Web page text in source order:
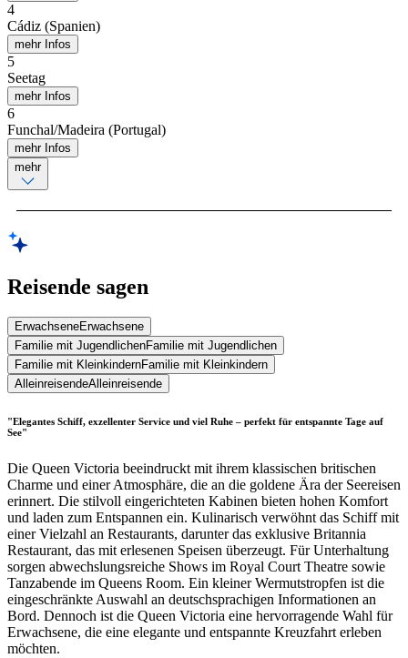
4
Cádiz (Spanien)
mehr Infos
5
Seetag
mehr Infos
6
Funchal/Madeira (Portugal)
mehr Infos
mehr
Reisende sagen
ErwachseneErwachsene
Familie mit JugendlichenFamilie mit Jugendlichen
Familie mit KleinkindernFamilie mit Kleinkindern
AlleinreisendeAlleinreisende
"Elegantes Schiff, exzellenter Service und viel Ruhe – perfekt für entspannte Tage auf
See"
Die Queen Victoria beeindruckt mit ihrem klassischen britischen
Charme und einer Atmosphäre, die an die goldene Ära der Seereisen
erinnert. Die stilvoll eingerichteten Kabinen bieten hohen Komfort
und laden zum Entspannen ein. Kulinarisch verwöhnt das Schiff mit
einer Vielzahl an Restaurants, darunter das exklusive Britannia
Restaurant, das mit erlesenen Speisen überzeugt. Für Unterhaltung
sorgen abwechslungsreiche Shows im Royal Court Theatre sowie
Tanzabende im Queens Room. Ein kleiner Wermutstropfen ist die
eingeschränkte Auswahl an deutschsprachigen Informationen an
Bord. Dennoch ist die Queen Victoria eine hervorragende Wahl für
Erwachsene, die eine elegante und entspannte Kreuzfahrt erleben
möchten.